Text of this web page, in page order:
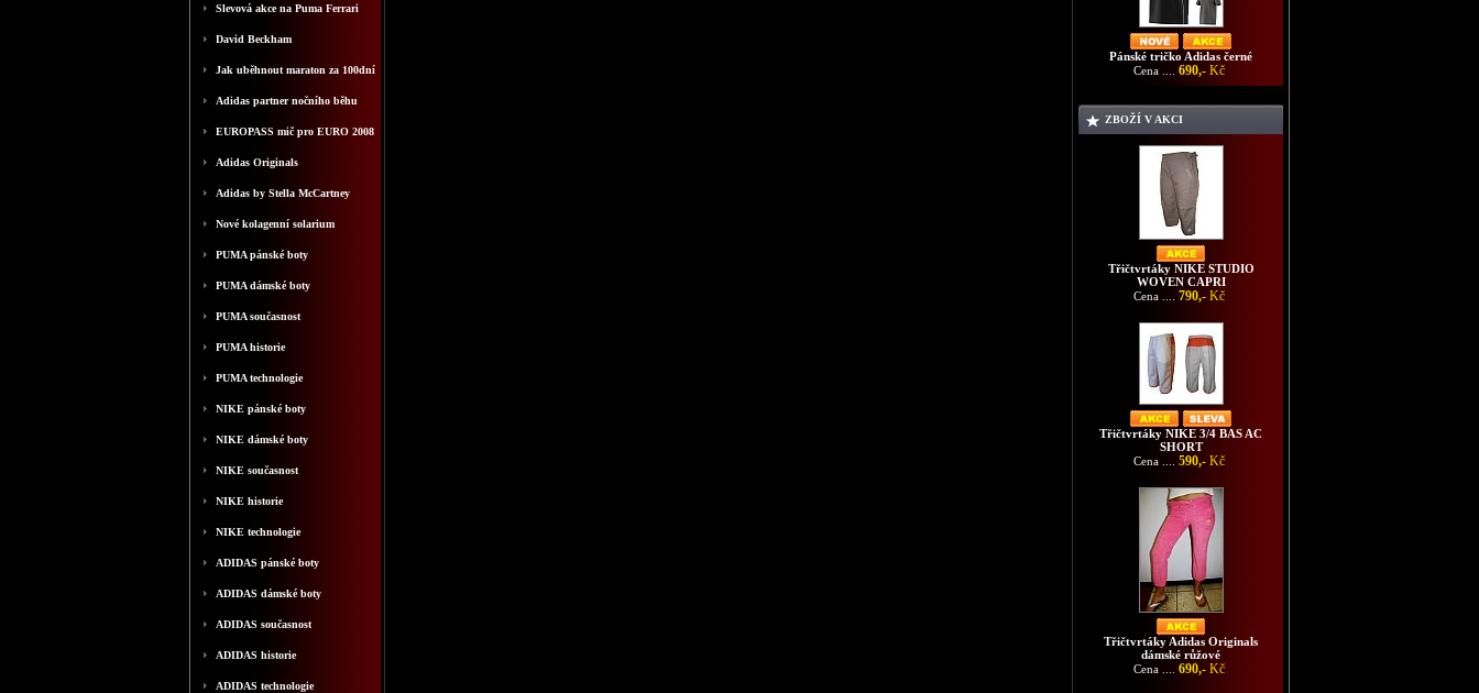
Slevová akce na Puma Ferrari
David Beckham
Jak uběhnout maraton za 100dní
Adidas partner nočního běhu
EUROPASS mič pro EURO 2008
Adidas Originals
Adidas by Stella McCartney
Nové kolagenní solarium
PUMA pánské boty
PUMA dámské boty
PUMA současnost
PUMA historie
PUMA technologie
NIKE pánské boty
NIKE dámské boty
NIKE současnost
NIKE historie
NIKE technologie
ADIDAS pánské boty
ADIDAS dámské boty
ADIDAS současnost
ADIDAS historie
ADIDAS technologie
Pánské tričko Adidas černé
Cena .... 690,- Kč
ZBOŽÍ V AKCI
Třičtvrtáky NIKE STUDIO
WOVEN CAPRI
Cena .... 790,- Kč
Třičtvrtáky NIKE 3/4 BAS AC
SHORT
Cena .... 590,- Kč
Třičtvrtáky Adidas Originals
dámské růžové
Cena .... 690,- Kč